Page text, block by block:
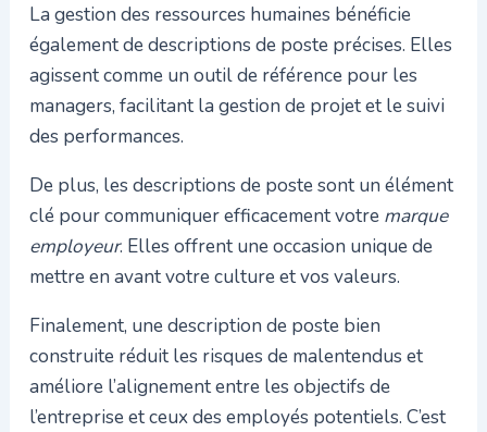
La gestion des ressources humaines bénéficie
également de descriptions de poste précises. Elles
agissent comme un outil de référence pour les
managers, facilitant la gestion de projet et le suivi
des performances.
De plus, les descriptions de poste sont un élément
clé pour communiquer efficacement votre marque
employeur. Elles offrent une occasion unique de
mettre en avant votre culture et vos valeurs.
Finalement, une description de poste bien
construite réduit les risques de malentendus et
améliore l’alignement entre les objectifs de
l’entreprise et ceux des employés potentiels. C’est